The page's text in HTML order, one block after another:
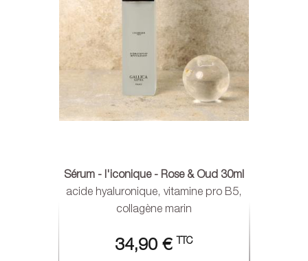
Sérum - l'iconique - Rose & Oud 30ml
acide hyaluronique, vitamine pro B5,
collagène marin
34,90 € TTC